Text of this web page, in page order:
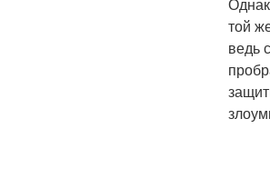
той
ведь